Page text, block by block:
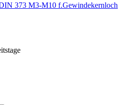
373 M3-M10 f.Gewindekernloch